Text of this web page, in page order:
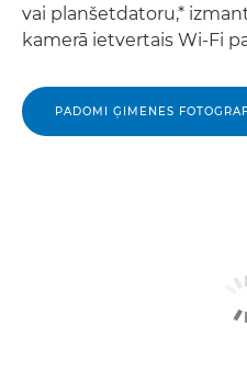
vai planšetdatoru,*
kamerā ietvertais Wi-Fi
PADOMI ĢIMENES